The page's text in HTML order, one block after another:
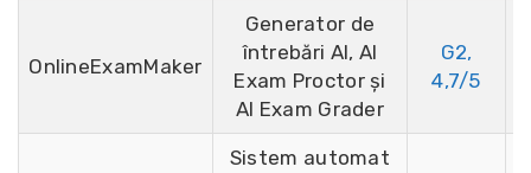
OnlineExamMaker
Generator de
întrebări AI, AI
Exam Proctor și
AI Exam Grader
G2,
4,7/5
Sistem automat